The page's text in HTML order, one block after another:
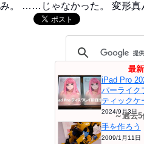
み。 ……じゃなかった。 変形真
最新
iPad Pro
パーライク
ティックケ
2024/9月3日
～過去5
手を作ろう
2009/1月11日